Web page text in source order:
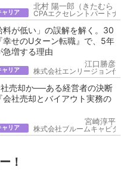
ャリア
北村 陽一郎（きたむら
CPAエクセレントパート
料が低い」の誤解を解く。30
幸せのUターン転職』で、5年
急増する理由
ャリア
江口勝彦
株式会社エンリージョン代
売却か──ある経営者の決断
会社売却とバイアウト実務の
ャリア
宮崎淳平
株式会社ブルームキャピ
！